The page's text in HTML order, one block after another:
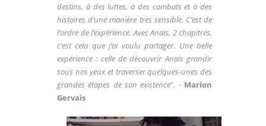
destins, à des luttes, à des combats et à des
histoires d’une manière très sensible. C’est de
l’ordre de l’expérience. Avec Anaïs, 2 chapitres,
c’est cela que j’ai voulu partager. Une belle
expérience : celle de découvrir Anaïs grandir
sous nos yeux et traverser quelques-unes des
grandes étapes de son existence". - Marion
Gervais